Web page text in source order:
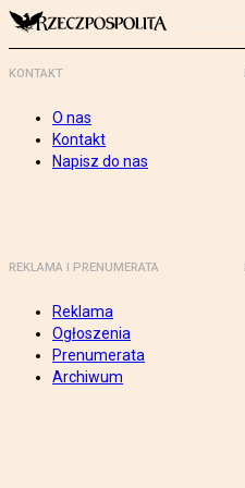
KONTAKT
O nas
Kontakt
Napisz do nas
REKLAMA I PRENUMERATA
Reklama
Ogłoszenia
Prenumerata
Archiwum